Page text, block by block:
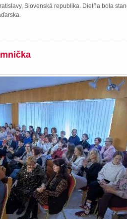
Slovenská republika. Dielňa bola